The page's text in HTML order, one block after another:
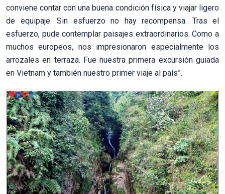
conviene contar con una buena condición física y viajar ligero
de equipaje. Sin esfuerzo no hay recompensa. Tras el
esfuerzo, pude contemplar paisajes extraordinarios. Como a
muchos europeos, nos impresionaron especialmente los
arrozales en terraza. Fue nuestra primera excursión guiada
en Vietnam y también nuestro primer viaje al país”.